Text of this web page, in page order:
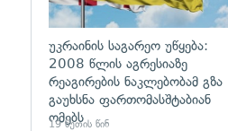
უკრაინის საგარეო უწყება:
2008 წლის აგრესიაზე
რეაგირების ნაკლებობამ გზა
გაუხსნა ფართომასშტაბიან
ომებს
19 წუთის წინ